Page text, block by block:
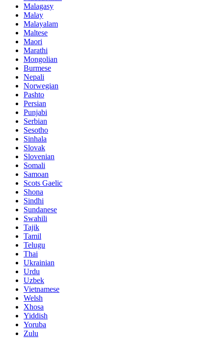
Malagasy
Malay
Malayalam
Maltese
Maori
Marathi
Mongolian
Burmese
Nepali
Norwegian
Pashto
Persian
Punjabi
Serbian
Sesotho
Sinhala
Slovak
Slovenian
Somali
Samoan
Scots Gaelic
Shona
Sindhi
Sundanese
Swahili
Tajik
Tamil
Telugu
Thai
Ukrainian
Urdu
Uzbek
Vietnamese
Welsh
Xhosa
Yiddish
Yoruba
Zulu